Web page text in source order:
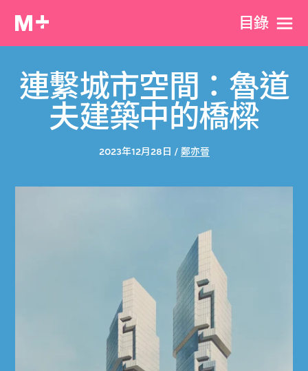
目​錄
2023年12月28日 / 鄭亦晉
連繫城市空間：魯道
夫建築中的橋樑